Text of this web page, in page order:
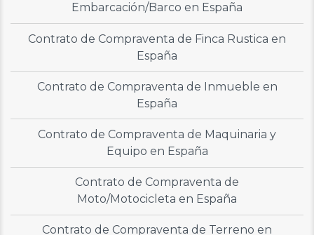
Embarcación/Barco en España
Contrato de Compraventa de Finca Rustica en
España
Contrato de Compraventa de Inmueble en
España
Contrato de Compraventa de Maquinaria y
Equipo en España
Contrato de Compraventa de
Moto/Motocicleta en España
Contrato de Compraventa de Terreno en